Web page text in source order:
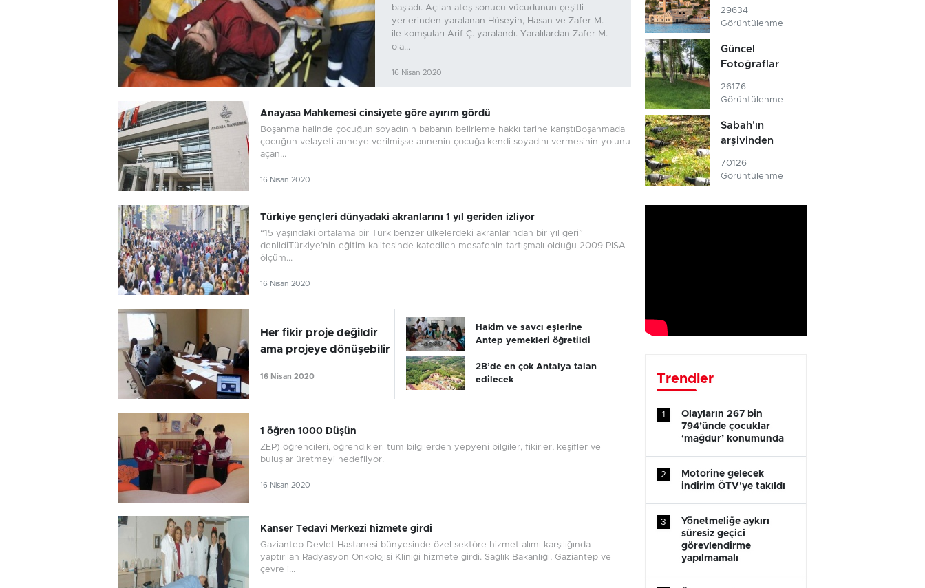
başladı. Açılan ateş sonucu vücudunun çeşitli
yerlerinden yaralanan Hüseyin, Hasan ve Zafer M.
ile komşuları Arif Ç. yaralandı. Yaralılardan Zafer M.
ola...
16 Nisan 2020
Anayasa Mahkemesi cinsiyete göre ayırım gördü
Boşanma halinde çocuğun soyadının babanın belirleme hakkı tarihe karıştıBoşanmada
çocuğun velayeti anneye verilmişse annenin çocuğa kendi soyadını vermesinin yolunu
açan...
16 Nisan 2020
Türkiye gençleri dünyadaki akranlarını 1 yıl geriden izliyor
“15 yaşındaki ortalama bir Türk benzer ülkelerdeki akranlarından bir yıl geri”
denildiTürkiye’nin eğitim kalitesinde katedilen mesafenin tartışmalı olduğu 2009 PISA
ölçüm...
16 Nisan 2020
Her fikir proje değildir
ama projeye dönüşebilir
16 Nisan 2020
Hakim ve savcı eşlerine
Antep yemekleri öğretildi
2B’de en çok Antalya talan
edilecek
1 öğren 1000 Düşün
ZEP) öğrencileri, öğrendikleri tüm bilgilerden yepyeni bilgiler, fikirler, keşifler ve
buluşlar üretmeyi hedefliyor.
16 Nisan 2020
Kanser Tedavi Merkezi hizmete girdi
Gaziantep Devlet Hastanesi bünyesinde özel sektöre hizmet alımı karşılığında
yaptırılan Radyasyon Onkolojisi Kliniği hizmete girdi. Sağlık Bakanlığı, Gaziantep ve
çevre i...
29634
Görüntülenme
Güncel
Fotoğraflar
26176
Görüntülenme
Sabah'ın
arşivinden
70126
Görüntülenme
Trendler
1
Olayların 267 bin
794’ünde çocuklar
‘mağdur’ konumunda
2
Motorine gelecek
indirim ÖTV'ye takıldı
3
Yönetmeliğe aykırı
süresiz geçici
görevlendirme
yapılmamalı